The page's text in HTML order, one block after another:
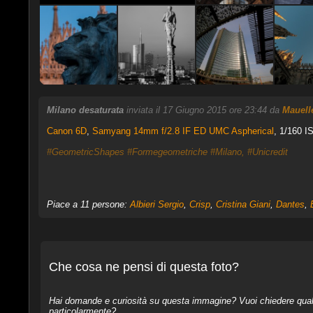
Milano desaturata inviata il 17 Giugno 2015 ore 23:44 da
Canon 6D, Samyang 14mm f/2.8 IF ED UMC Aspherical , 1/160
#GeometricShapes #Formegeometriche #Milano, #Unicredit
Piace a 11 persone:Albieri Sergio, Crisp, Cristina Giani, Dantes,
Che cosa ne pensi di questa foto?
Hai domande e curiosità su questa immagine? Vuoi chiedere